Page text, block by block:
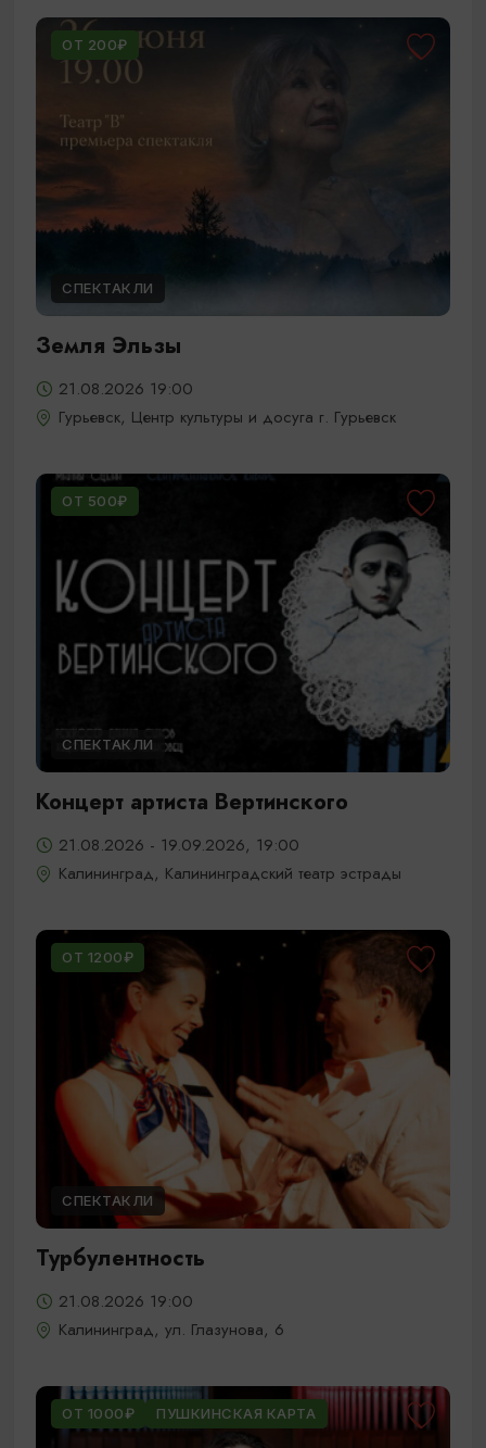
ОТ 200₽
СПЕКТАКЛИ
Земля Эльзы
21.08.2026 19:00
Гурьевск, Центр культуры и досуга г. Гурьевск
ОТ 500₽
СПЕКТАКЛИ
Концерт артиста Вертинского
21.08.2026 - 19.09.2026, 19:00
Калининград, Калининградский театр эстрады
ОТ 1200₽
СПЕКТАКЛИ
Турбулентность
21.08.2026 19:00
Калининград, ул. Глазунова, 6
ОТ 1000₽ ПУШКИНСКАЯ КАРТА